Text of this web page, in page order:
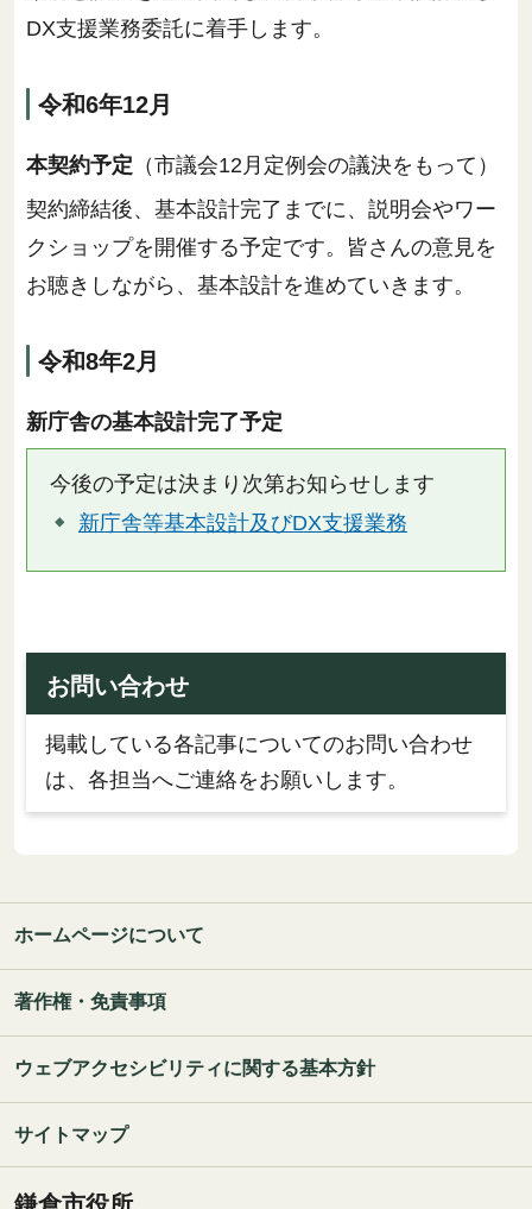
DX支援業務委託に着手します。
令和6年12月
本契約予定 （市議会12月定例会の議決をもって）
契約締結後、基本設計完了までに、説明会やワー
クショップを開催する予定です。皆さんの意見を
お聴きしながら、基本設計を進めていきます。
令和8年2月
新庁舎の基本設計完了予定
今後の予定は決まり次第お知らせします
新庁舎等基本設計及びDX支援業務
お問い合わせ
掲載している各記事についてのお問い合わせ
は、各担当へご連絡をお願いします。
ホームページについて
著作権・免責事項
ウェブアクセシビリティに関する基本方針
サイトマップ